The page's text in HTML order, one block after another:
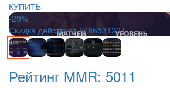
КУПИТЬ
-29%
Скидка действует 1786531201
Рейтинг MMR: 5011